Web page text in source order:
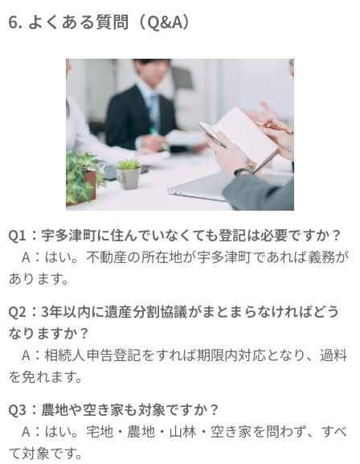
6. よくある質問（Q&A）
Q1 ：宇多津町に住んでいなくても登記は必要ですか？
A：はい。不動産の所在地が宇多津町であれば義務が
あります。
Q2 ：3年以内に遺産分割協議がまとまらなければどう
なりますか？
A：相続人申告登記をすれば期限内対応となり、過料
を免れます。
Q3 ：農地や空き家も対象ですか？
A：はい。宅地・農地・山林・空き家を問わず、すべ
て対象です。